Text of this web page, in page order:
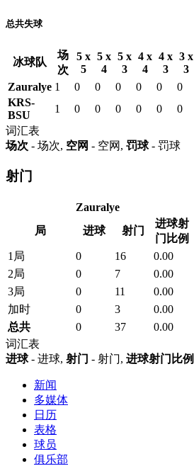
总共失球
冰球队
场
次
5 x
5
5 x
4
5 x
3
4 x
4
4 x
3
3 x
3
Zauralye 1 0 0 0 0 0 0
KRS-
BSU
1 0 0 0 0 0 0
词汇表
场次 - 场次, 空网 - 空网, 罚球- 罚球
射门
Zauralye
局
进球 射门
进球射
门比例
1局
0 16 0.00
2局
0 7 0.00
3局
0 11 0.00
加时
0 3 0.00
总共
0 37 0.00
词汇表
进球- 进球, 射门 - 射门, 进球射门比例
新闻
多媒体
日历
表格
球员
俱乐部